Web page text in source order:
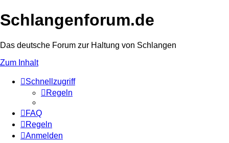
Schlangenforum.de
Das deutsche Forum zur Haltung von Schlangen
Zum Inhalt
Schnellzugriff
Regeln
FAQ
Regeln
Anmelden